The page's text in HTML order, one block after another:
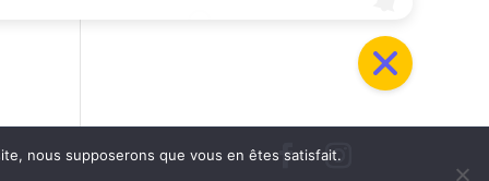
nous supposerons que vous en êtes satisfait.